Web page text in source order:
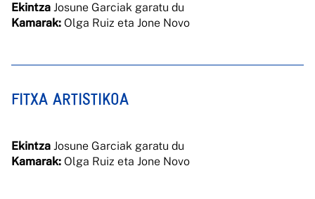
Ekintza Josune Garciak garatu du
Kamarak: Olga Ruiz eta Jone Novo
FITXA ARTISTIKOA
Ekintza Josune Garciak garatu du
Kamarak: Olga Ruiz eta Jone Novo